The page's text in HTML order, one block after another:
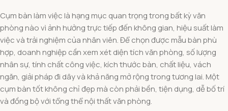
Cụm bàn làm việc là hạng mục quan trọng trong bất kỳ văn
phòng nào vì ảnh hưởng trực tiếp đến không gian, hiệu suất làm
việc và trải nghiệm của nhân viên. Để chọn được mẫu bàn phù
hợp, doanh nghiệp cần xem xét diện tích văn phòng, số lượng
nhân sự, tính chất công việc, kích thước bàn, chất liệu, vách
ngăn, giải pháp đi dây và khả năng mở rộng trong tương lai. Một
cụm bàn tốt không chỉ đẹp mà còn phải bền, tiện dụng, dễ bố trí
và đồng bộ với tổng thể nội thất văn phòng.